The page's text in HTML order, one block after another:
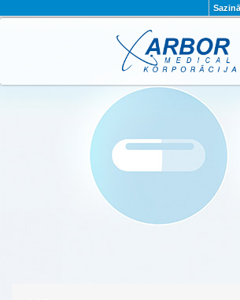
PAR MUMS PROJEKTI
PRIVĀTUMA POLITIKA